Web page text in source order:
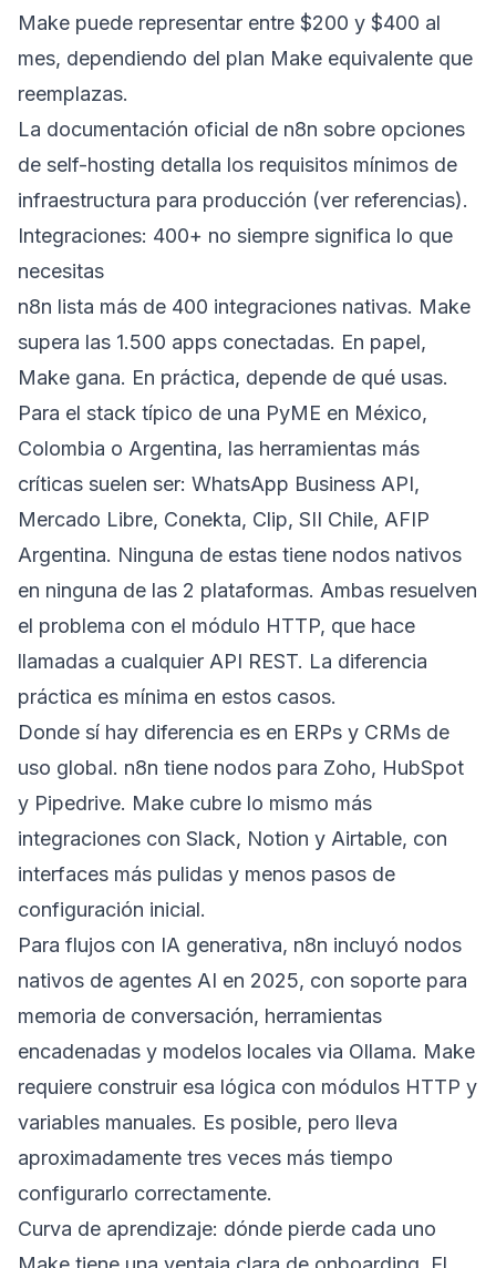
Make puede representar entre $200 y $400 al
mes, dependiendo del plan Make equivalente que
reemplazas.
La documentación oficial de n8n sobre opciones
de self-hosting detalla los requisitos mínimos de
infraestructura para producción (ver referencias).
Integraciones: 400+ no siempre significa lo que
necesitas
n8n lista más de 400 integraciones nativas. Make
supera las 1.500 apps conectadas. En papel,
Make gana. En práctica, depende de qué usas.
Para el stack típico de una PyME en México,
Colombia o Argentina, las herramientas más
críticas suelen ser: WhatsApp Business API,
Mercado Libre, Conekta, Clip, SII Chile, AFIP
Argentina. Ninguna de estas tiene nodos nativos
en ninguna de las 2 plataformas. Ambas resuelven
el problema con el módulo HTTP, que hace
llamadas a cualquier API REST. La diferencia
práctica es mínima en estos casos.
Donde sí hay diferencia es en ERPs y CRMs de
uso global. n8n tiene nodos para Zoho, HubSpot
y Pipedrive. Make cubre lo mismo más
integraciones con Slack, Notion y Airtable, con
interfaces más pulidas y menos pasos de
configuración inicial.
Para flujos con IA generativa, n8n incluyó nodos
nativos de agentes AI en 2025, con soporte para
memoria de conversación, herramientas
encadenadas y modelos locales via Ollama. Make
requiere construir esa lógica con módulos HTTP y
variables manuales. Es posible, pero lleva
aproximadamente tres veces más tiempo
configurarlo correctamente.
Curva de aprendizaje: dónde pierde cada uno